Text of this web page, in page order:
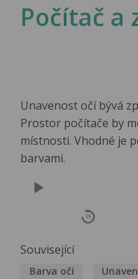
Počítač a
Unavenost očí bývá
Prostor počítače by
místnosti. Vhodné je
barvami.
Player
15
Související
Barva očí